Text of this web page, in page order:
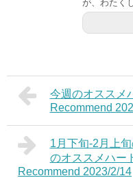
が、わたく
今週のオススメ
Recommend
1月下旬-2月上
のオススメハー
Recommend 2023/2/14